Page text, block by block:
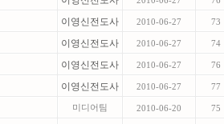
이영신전도사 2010-06-27 73
이영신전도사 2010-06-27 74
이영신전도사 2010-06-27 76
이영신전도사 2010-06-27 77
미디어팀 2010-06-20 75